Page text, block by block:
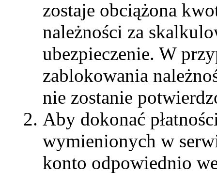
zostaje obciążona
należności za
ubezpieczenie. W
zablokowania
nie zostanie
Aby dokonać
wymienionych w
konto odpowiednio